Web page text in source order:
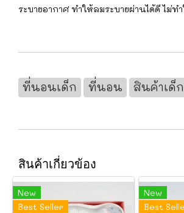
ระบายอากาศ ทำให้ลมระบายผ่านได้ดี ไม่ท
ที่นอนเด็ก ที่นอน สินค้าเด็
สินค้าเกี่ยวข้อง
New
Best Seller
New
Best